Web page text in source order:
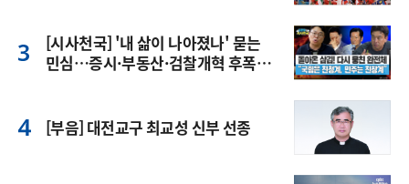
[시사천국] '내 삶이 나아졌나' 묻는
민심…증시·부동산·검찰개혁 후폭
[부음] 대전교구 최교성 신부 선종